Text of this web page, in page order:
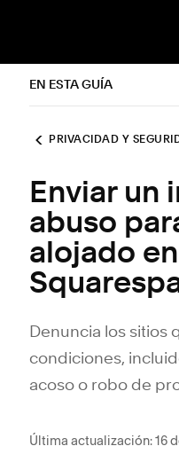
EN ESTA GUÍA
PRIVACIDAD Y
Enviar un
abuso
alojado en
Denuncia los sitios
condiciones,
acoso o robo de
Última actualización: 16